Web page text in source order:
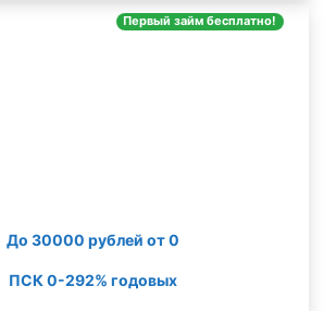
Первый займ бесплатно!
До 30000 рублей от 0
ПСК 0-292% годовых